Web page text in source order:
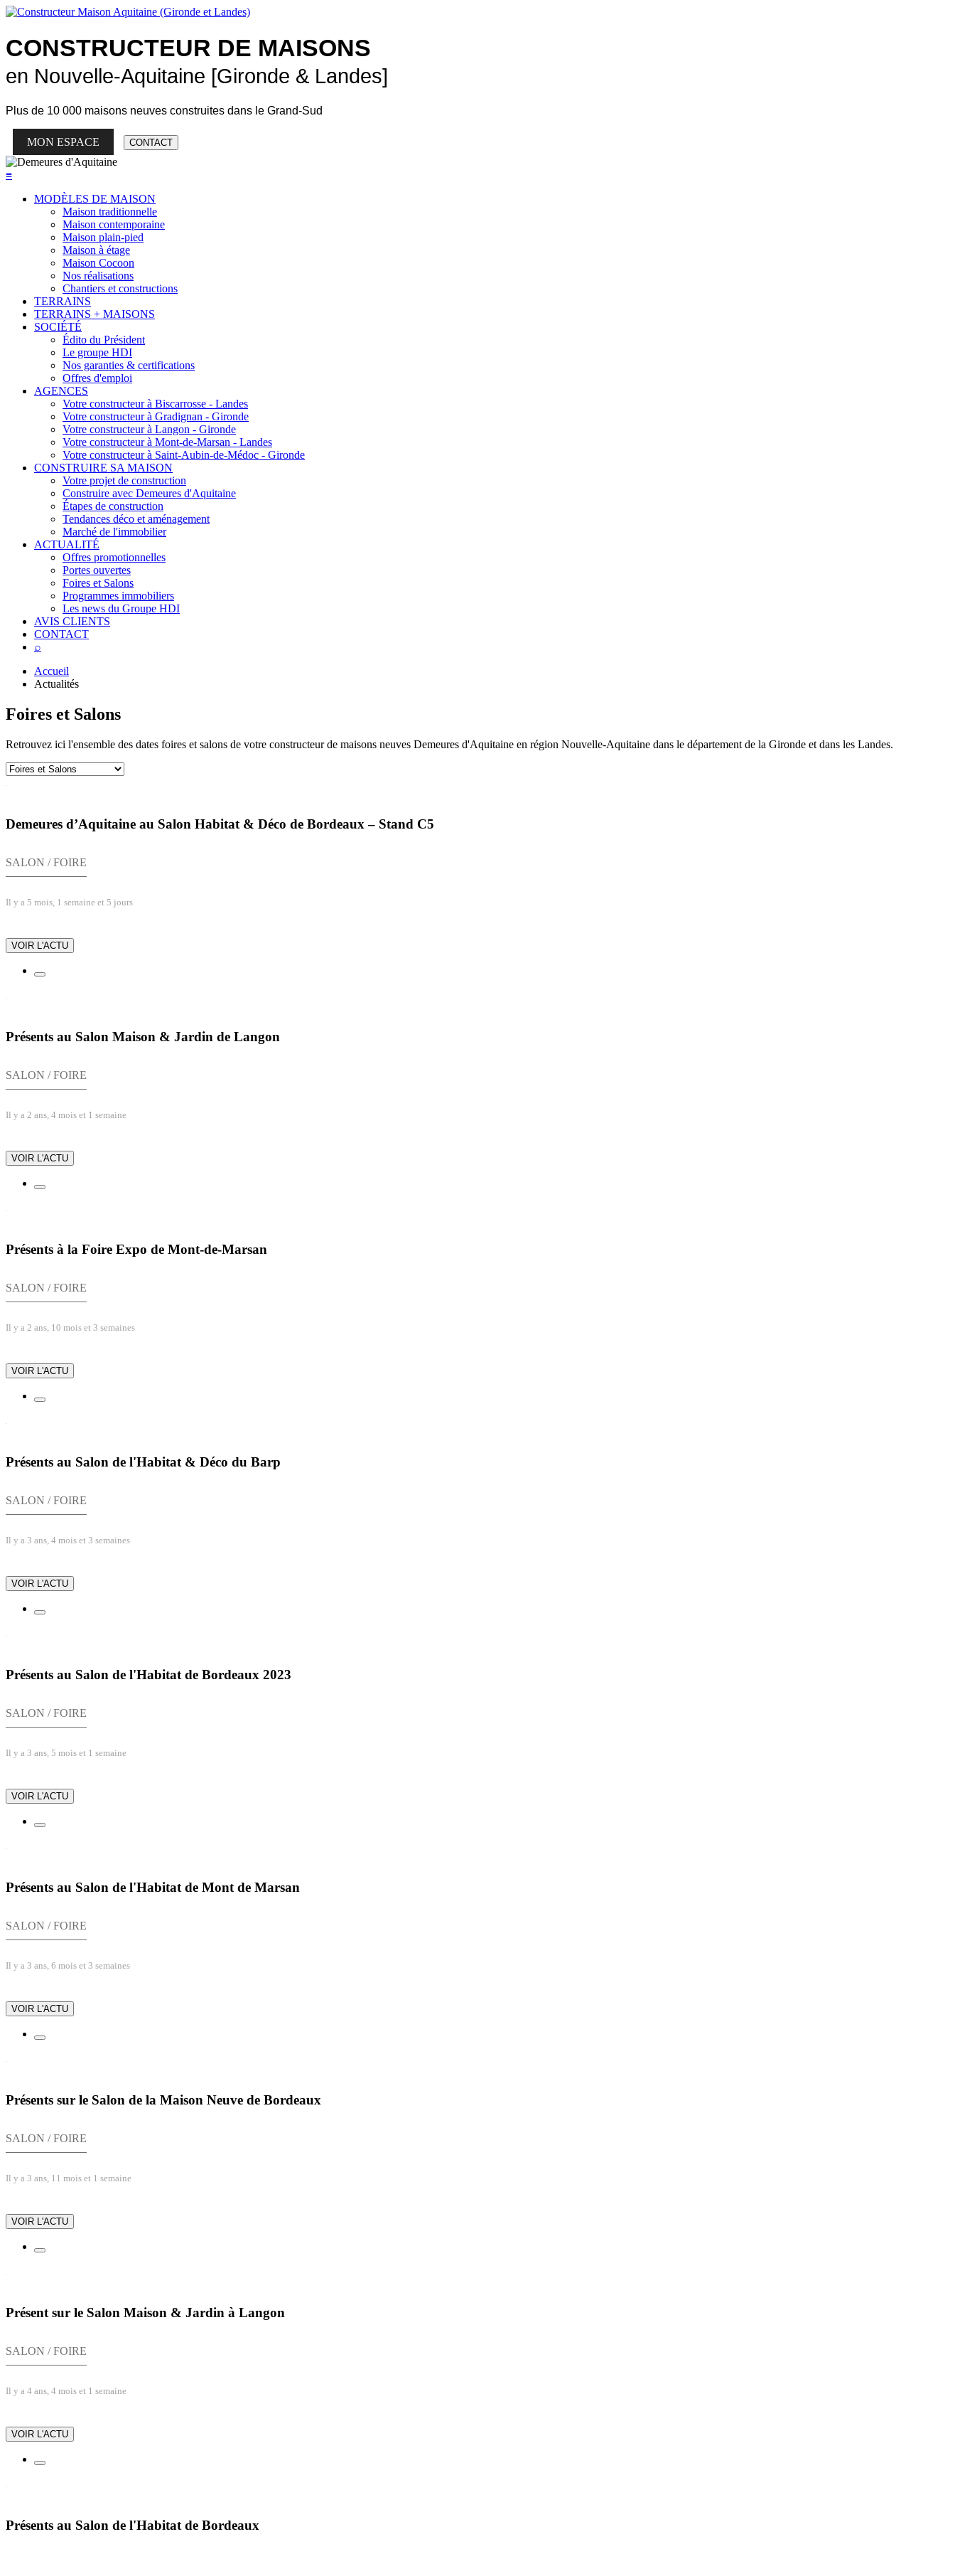
CONSTRUCTEUR DE MAISONS
en Nouvelle-Aquitaine [Gironde & Landes]
Plus de 10 000 maisons neuves construites dans le Grand-Sud
MON ESPACE CONTACT
≡
MODÈLES DE MAISON
Maison traditionnelle
Maison contemporaine
Maison plain-pied
Maison à étage
Maison Cocoon
Nos réalisations
Chantiers et constructions
TERRAINS
TERRAINS + MAISONS
SOCIÉTÉ
Édito du Président
Le groupe HDI
Nos garanties & certifications
Offres d'emploi
AGENCES
Votre constructeur à Biscarrosse - Landes
Votre constructeur à Gradignan - Gironde
Votre constructeur à Langon - Gironde
Votre constructeur à Mont-de-Marsan - Landes
Votre constructeur à Saint-Aubin-de-Médoc - Gironde
CONSTRUIRE SA MAISON
Votre projet de construction
Construire avec Demeures d'Aquitaine
Étapes de construction
Tendances déco et aménagement
Marché de l'immobilier
ACTUALITÉ
Offres promotionnelles
Portes ouvertes
Foires et Salons
Programmes immobiliers
Les news du Groupe HDI
AVIS CLIENTS
CONTACT
⌕
Accueil
Actualités
Foires et Salons
Retrouvez ici l'ensemble des dates foires et salons de votre constructeur de maisons neuves Demeures d'Aquitaine en région Nouvelle-Aquitaine dans le département de la Gironde et dans les Landes.
Demeures d’Aquitaine au Salon Habitat & Déco de Bordeaux – Stand C5
SALON / FOIRE
Il y a 5 mois, 1 semaine et 5 jours
VOIR L'ACTU
Présents au Salon Maison & Jardin de Langon
SALON / FOIRE
Il y a 2 ans, 4 mois et 1 semaine
VOIR L'ACTU
Présents à la Foire Expo de Mont-de-Marsan
SALON / FOIRE
Il y a 2 ans, 10 mois et 3 semaines
VOIR L'ACTU
Présents au Salon de l'Habitat & Déco du Barp
SALON / FOIRE
Il y a 3 ans, 4 mois et 3 semaines
VOIR L'ACTU
Présents au Salon de l'Habitat de Bordeaux 2023
SALON / FOIRE
Il y a 3 ans, 5 mois et 1 semaine
VOIR L'ACTU
Présents au Salon de l'Habitat de Mont de Marsan
SALON / FOIRE
Il y a 3 ans, 6 mois et 3 semaines
VOIR L'ACTU
Présents sur le Salon de la Maison Neuve de Bordeaux
SALON / FOIRE
Il y a 3 ans, 11 mois et 1 semaine
VOIR L'ACTU
Présent sur le Salon Maison & Jardin à Langon
SALON / FOIRE
Il y a 4 ans, 4 mois et 1 semaine
VOIR L'ACTU
Présents au Salon de l'Habitat de Bordeaux